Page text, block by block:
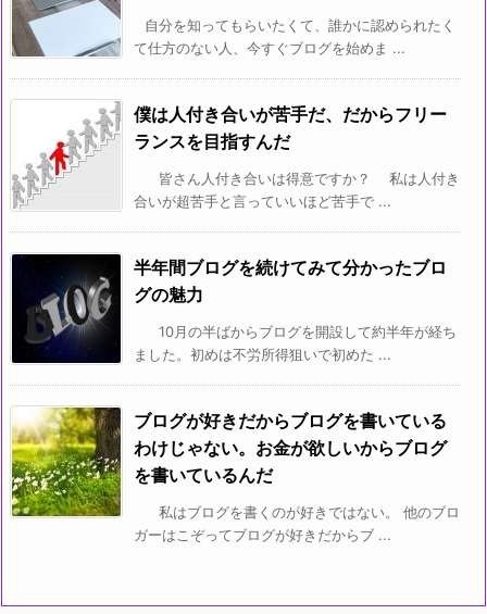
自分を知ってもらいたくて、誰かに認められたく
て仕方のない人、今すぐブログを始めま ...
僕は人付き合いが苦手だ、だからフリー
ランスを目指すんだ
皆さん人付き合いは得意ですか？ 私は人付き
合いが超苦手と言っていいほど苦手で ...
半年間ブログを続けてみて分かったブロ
グの魅力
10月の半ばからブログを開設して約半年が経ち
ました。初めは不労所得狙いで初めた ...
ブログが好きだからブログを書いている
わけじゃない。お金が欲しいからブログ
を書いているんだ
私はブログを書くのが好きではない。 他のブロ
ガーはこぞってブログが好きだからブ ...